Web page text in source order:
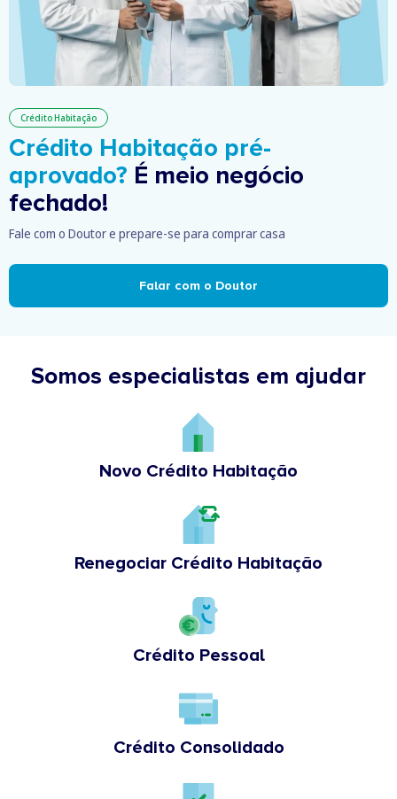
Crédito Habitação
Crédito Habitação pré-
aprovado? É meio negócio
fechado!
Fale com o Doutor e prepare-se para comprar casa
Falar com o Doutor
Somos especialistas em ajudar
Novo Crédito Habitação
Renegociar Crédito Habitação
Crédito Pessoal
Crédito Consolidado